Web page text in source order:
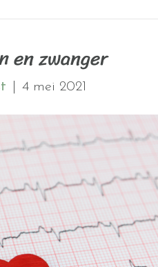
en zwanger
4 mei 2021